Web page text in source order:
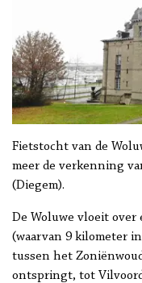
Fietstocht van de
meer de verkenning
(Diegem).
De Woluwe vloeit over
(waarvan 9 kilometer
tussen het
ontspringt, tot